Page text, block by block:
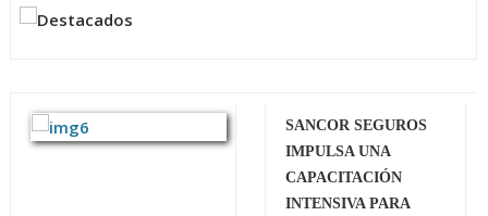
SANCOR SEGUROS
IMPULSA UNA
CAPACITACIÓN
INTENSIVA PARA